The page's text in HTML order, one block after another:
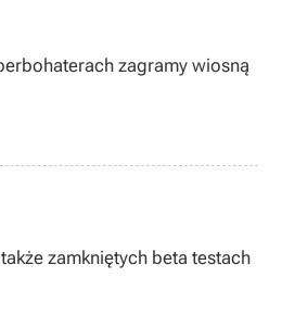
zagramy wiosną
zamkniętych beta testach